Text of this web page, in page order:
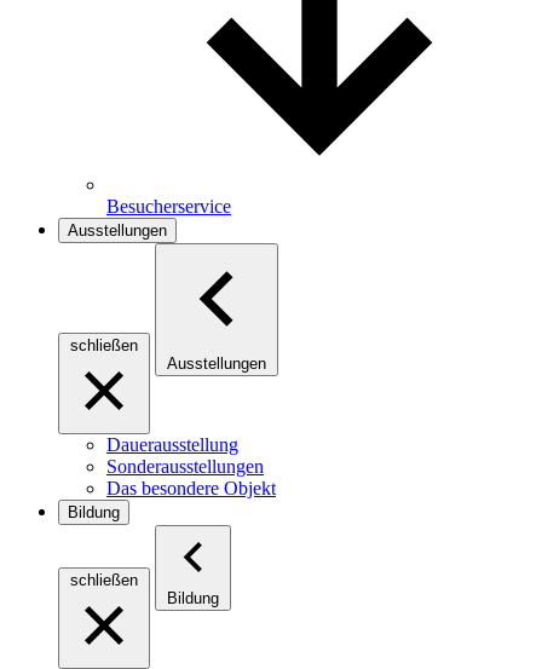
Besucherservice
Ausstellungen
schließen
Ausstellungen
Dauerausstellung
Sonderausstellungen
Das besondere Objekt
Bildung
schließen
Bildung